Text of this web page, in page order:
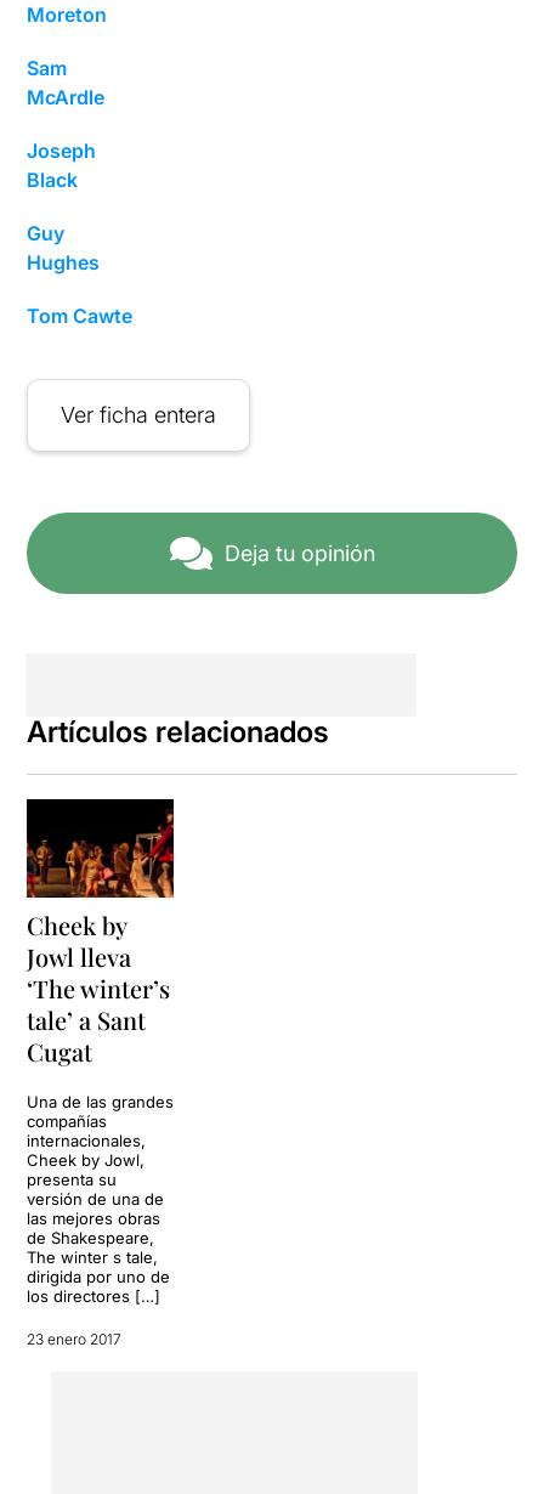
Moreton
Sam
McArdle
Joseph
Black
Guy
Hughes
Tom Cawte
Ver ficha entera
Deja tu opinión
Artículos relacionados
Cheek by
Jowl lleva
‘The winter’s
tale’ a Sant
Cugat
Una de las grandes
compañías
internacionales,
Cheek by Jowl,
presenta su
versión de una de
las mejores obras
de Shakespeare,
The winter s tale,
dirigida por uno de
los directores […]
23 enero 2017